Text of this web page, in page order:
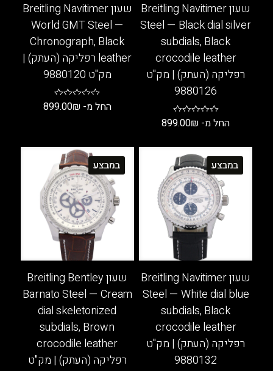
שעון Breitling Navitimer
Steel — Black dial silver
subdials, Black
crocodile leather
רפליקה (העתק) | מק"ט
9880126
החל מ- 899.00₪
זה
יש
מספר
סוגים.
ניתן
לבחור
האפשרויות
בעמוד
המוצר
שעון Breitling Navitimer
World GMT Steel —
Chronograph, Black
leather רפליקה (העתק) |
מק"ט 9880120
החל מ- 899.00₪
יש
מספר
סוגים.
ניתן
לבחור
את
האפשרויות
בעמוד
המוצר
במבצע
שעון Breitling Navitimer
Steel — White dial blue
subdials, Black
crocodile leather
רפליקה (העתק) | מק"ט
9880132
במבצע
שעון Breitling Bentley
Barnato Steel — Cream
dial skeletonized
subdials, Brown
crocodile leather
רפליקה (העתק) | מק"ט